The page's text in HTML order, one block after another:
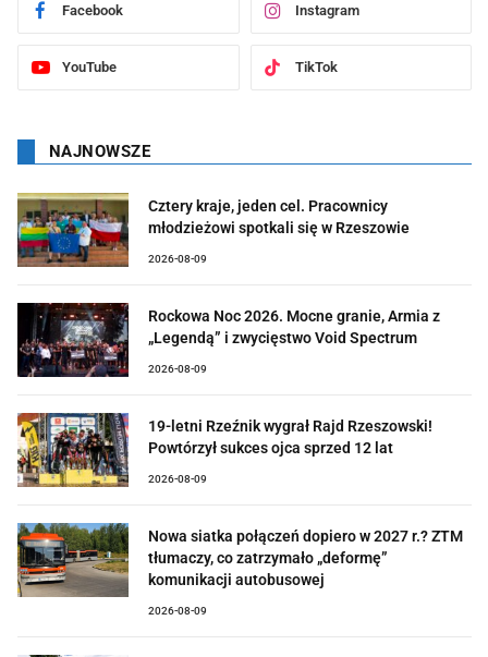
Facebook Instagram
YouTube TikTok
NAJNOWSZE
Cztery kraje, jeden cel. Pracownicy
młodzieżowi spotkali się w Rzeszowie
2026-08-09
Rockowa Noc 2026. Mocne granie, Armia z
„Legendą” i zwycięstwo Void Spectrum
2026-08-09
19-letni Rzeźnik wygrał Rajd Rzeszowski!
Powtórzył sukces ojca sprzed 12 lat
2026-08-09
Nowa siatka połączeń dopiero w 2027 r.? ZTM
tłumaczy, co zatrzymało „deformę”
komunikacji autobusowej
2026-08-09